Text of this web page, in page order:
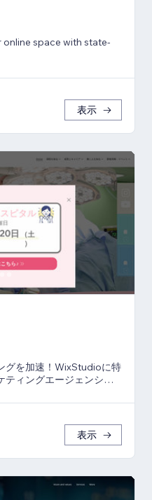
space with state-
表示
グを加速！WixStudioに特
ティングエージェンシー
表示